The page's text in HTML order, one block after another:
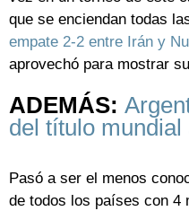
que se enciendan todas
empate 2-2 entre Irán y
aprovechó para mostrar
ADEMÁS:
del título mundial
Pasó a ser el menos
de todos los países con 4